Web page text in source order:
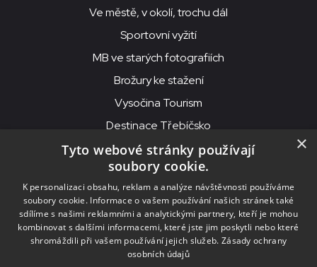
Ve městě, v okolí, trochu dál
Sportovní vyžití
MB ve starých fotografiích
Brožury ke stažení
Vysočina Tourism
Destinace Třebíčsko
© 2026MKS Beseda Mor. Budějovice
MKS Beseda, příspěvková organizace, Purcnerova 62, 676 02
Moravské Budějovice
IČO: 00091758, DIČ: CZ00091758, ID datové schránky: chjn2kd
×
Tyto webové stránky používají
soubory cookie.
K personalizaci obsahu, reklam a analýze návštěvnosti používáme
soubory cookie. Informace o vašem používání našich stránek také
sdílíme s našimi reklamními a analytickými partnery, kteří je mohou
kombinovat s dalšími informacemi, které jste jim poskytli nebo které
shromáždili při vašem používání jejich služeb. Zásady ochrany
osobních údajů